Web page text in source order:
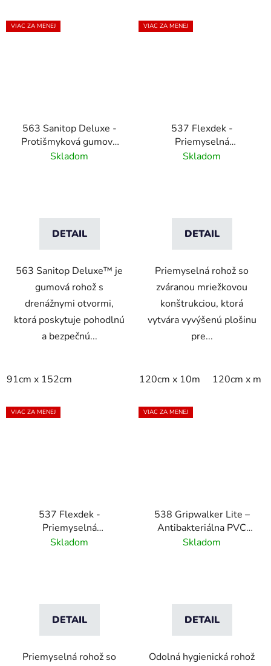
VIAC ZA MENEJ
563 Sanitop Deluxe -
Protišmyková gumová
rohož s drenážnymi
Skladom
DETAIL
563 Sanitop Deluxe™ je
gumová rohož s
drenážnymi otvormi,
ktorá poskytuje pohodlnú
a bezpečnú...
91cm x 152cm
VIAC ZA MENEJ
537 Flexdek -
Priemyselná
protišmyková rohož pre
Skladom
DETAIL
Priemyselná rohož so
zváranou mriežkovou
konštrukciou, ktorá
vytvára vyvýšenú plošinu
pre...
120cm x 10m 120cm x m
VIAC ZA MENEJ
537 Flexdek -
Priemyselná
protišmyková rohož pre
Skladom
DETAIL
Priemyselná rohož so
VIAC ZA MENEJ
538 Gripwalker Lite –
Antibakteriálna PVC
rohož do mokrého
Skladom
DETAIL
Odolná hygienická rohož